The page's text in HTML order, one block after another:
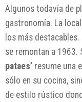
Algunos todavía de
gastronomía. La
los más destacables.
se remontan a 1963.
pataes’ resume una
sólo en su cocina,
de estilo rústico